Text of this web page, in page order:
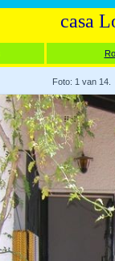
casa
Foto: 1 van 14.